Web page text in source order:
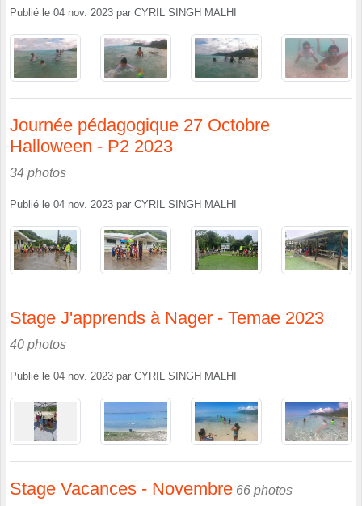
Publié le 04 nov. 2023 par CYRIL SINGH MALHI
Journée pédagogique 27 Octobre
Halloween - P2 2023
34 photos
Publié le 04 nov. 2023 par CYRIL SINGH MALHI
Stage J'apprends à Nager - Temae 2023
40 photos
Publié le 04 nov. 2023 par CYRIL SINGH MALHI
Stage Vacances - Novembre 66 photos